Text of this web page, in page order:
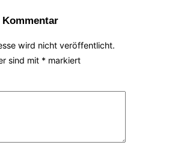
wird nicht veröffentlicht.
sind mit * markiert